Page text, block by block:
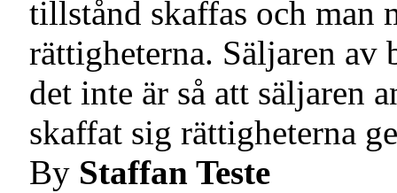
tillstånd skaffas och man
rättigheterna. Säljaren av
det inte är så att säljaren
skaffat sig rättigheterna
By Staffan Teste